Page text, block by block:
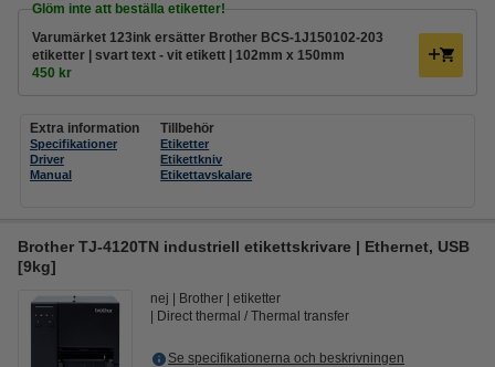
Glöm inte att beställa etiketter!
Varumärket 123ink ersätter Brother BCS-1J150102-203
etiketter | svart text - vit etikett | 102mm x 150mm
450 kr
Extra information
Specifikationer
Driver
Manual
Tillbehör
Etiketter
Etikettkniv
Etikettavskalare
Brother TJ-4120TN industriell etikettskrivare | Ethernet, USB
[9kg]
nej Brother
etiketter
Direct thermal / Thermal transfer
Se specifikationerna och beskrivningen